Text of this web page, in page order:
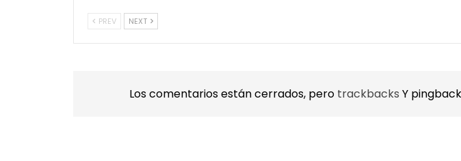
PREV NEXT
Los comentarios están cerrados, pero trackbacks Y